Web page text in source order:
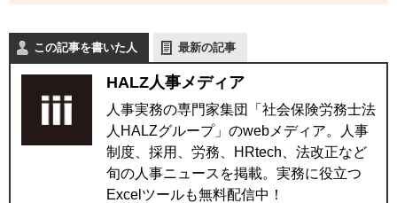
この記事を書いた人 最新の記事
HALZ人事メディア
人事実務の専門家集団「社会保険労務士法
人HALZグループ」のwebメディア。人事
制度、採用、労務、HRtech、法改正など
旬の人事ニュースを掲載。実務に役立つ
Excelツールも無料配信中！